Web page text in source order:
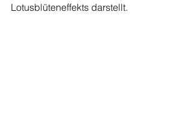
Lotusblüteneffekts darstellt.